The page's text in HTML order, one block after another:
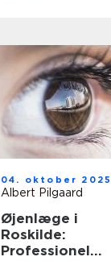
04. oktober 2025
Albert Pilgaard
Øjenlæge i
Roskilde:
Professionel